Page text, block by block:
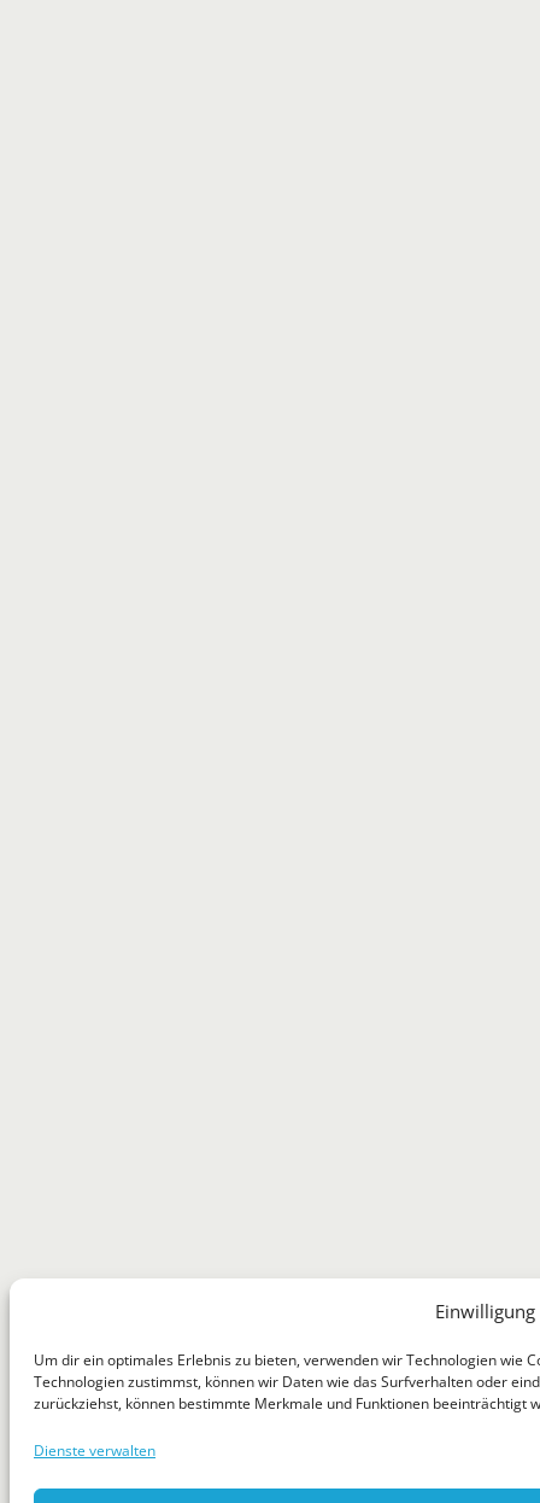
Um dir ein optimales Erlebnis zu bieten, verwenden wir Technologien wie
Technologien zustimmst, können wir Daten wie das Surfverhalten oder
zurückziehst, können bestimmte Merkmale und Funktionen beeinträchtigt
Dienste verwalten